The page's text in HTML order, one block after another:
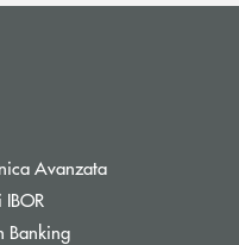
Avanzata
IBOR
BankingApre una nuova finestra